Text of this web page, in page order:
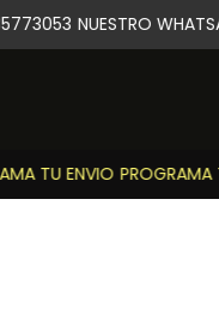
TU ENVIO PROGRAMA
NUESTRO